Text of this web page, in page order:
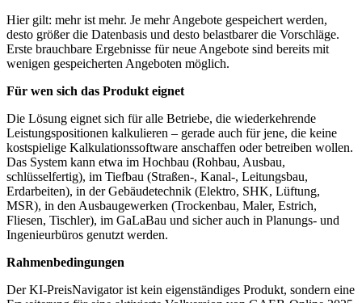
Hier gilt: mehr ist mehr. Je mehr Angebote gespeichert werden,
desto größer die Datenbasis und desto belastbarer die Vorschläge.
Erste brauchbare Ergebnisse für neue Angebote sind bereits mit
wenigen gespeicherten Angeboten möglich.
Für wen sich das Produkt eignet
Die Lösung eignet sich für alle Betriebe, die wiederkehrende
Leistungspositionen kalkulieren – gerade auch für jene, die keine
kostspielige Kalkulationssoftware anschaffen oder betreiben wollen.
Das System kann etwa im Hochbau (Rohbau, Ausbau,
schlüsselfertig), im Tiefbau (Straßen-, Kanal-, Leitungsbau,
Erdarbeiten), in der Gebäudetechnik (Elektro, SHK, Lüftung,
MSR), in den Ausbaugewerken (Trockenbau, Maler, Estrich,
Fliesen, Tischler), im GaLaBau und sicher auch in Planungs- und
Ingenieurbüros genutzt werden.
Rahmenbedingungen
Der KI-PreisNavigator ist kein eigenständiges Produkt, sondern eine